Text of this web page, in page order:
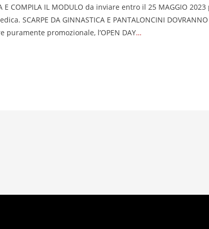
E COMPILA IL MODULO da inviare entro il 25 MAGGIO
SCARPE DA GINNASTICA E PANTALONCINI
puramente promozionale, l’OPEN DAY…